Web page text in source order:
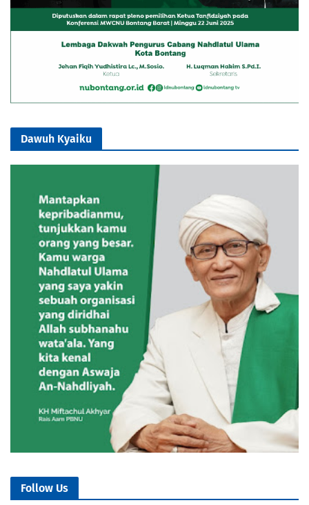
Dawuh Kyaiku
Follow Us